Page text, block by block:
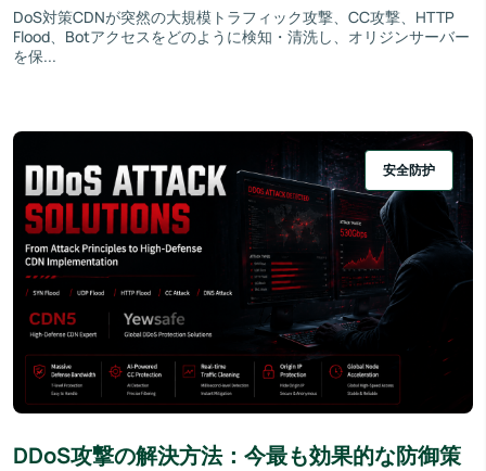
DoS対策CDNが突然の大規模トラフィック攻撃、CC攻撃、HTTP
Flood、Botアクセスをどのように検知・清洗し、オリジンサーバー
を保...
安全防护
DDoS攻撃の解決方法：今最も効果的な防御策